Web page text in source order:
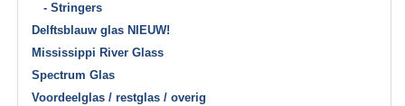
- Stringers
Delftsblauw glas NIEUW!
Mississippi River Glass
Spectrum Glas
Voordeelglas / restglas / overig